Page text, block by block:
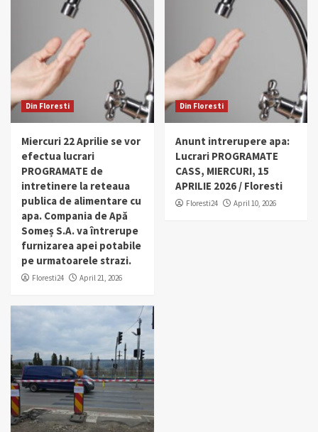
Din Floresti
Miercuri 22 Aprilie se vor
efectua lucrari
PROGRAMATE de
intretinere la reteaua
publica de alimentare cu
apa. Compania de Apă
Someș S.A. va întrerupe
furnizarea apei potabile
pe urmatoarele strazi.
Floresti24 April 21, 2026
Din Floresti
Anunt intrerupere apa:
Lucrari PROGRAMATE
CASS, MIERCURI, 15
APRILIE 2026 / Floresti
Floresti24 April 10, 2026